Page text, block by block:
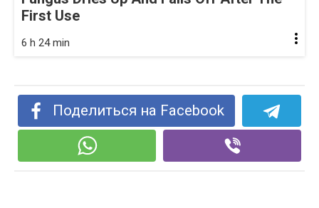
First Use
6 h 24 min
Поделиться на Facebook